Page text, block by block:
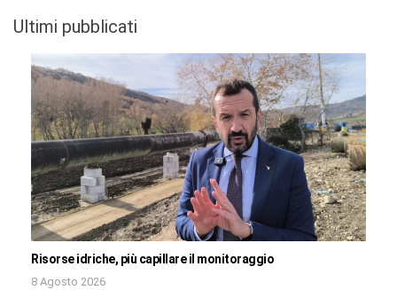
Ultimi pubblicati
Risorse idriche, più capillare il monitoraggio
8 Agosto 2026